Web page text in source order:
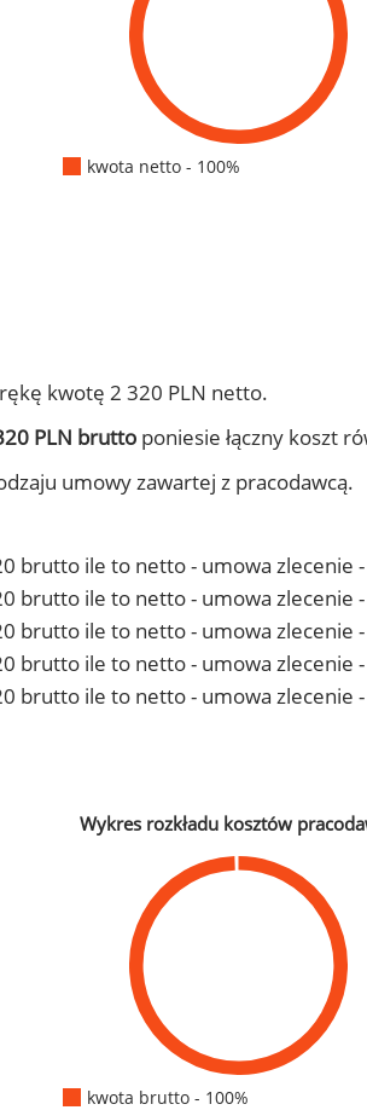
kwota netto - 100%
kwotę 2 320 PLN netto.
PLN brutto poniesie łączny koszt
umowy zawartej z pracodawcą.
brutto ile to netto - umowa zlecenie
brutto ile to netto - umowa zlecenie -
brutto ile to netto - umowa zlecenie
brutto ile to netto - umowa zlecenie
brutto ile to netto - umowa zlecenie
Wykres rozkładu kosztów
kwota brutto - 100%